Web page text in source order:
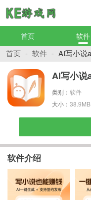
首页 软件
首页 - 软件 - AI写小说
AI写小说
类别： 软件
大小： 38.9MB
软件介绍